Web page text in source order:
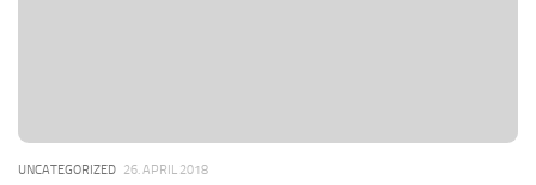
UNCATEGORIZED 26. APRIL 2018